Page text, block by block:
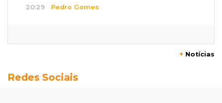
20:29 Pedro Gomes
Pantanal treina em Goiânia antes de jogo que
+ Notícias
Redes Sociais